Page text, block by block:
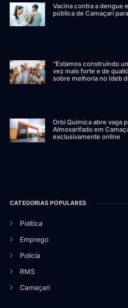
Vacina contra a dengue
pública de Camaçari
“Estamos construindo
vez mais forte e de
sobre melhoria no Ideb
Orbi Química abre vaga
Almoxarifado em
exclusivamente online
CATEGORIAS POPULARES
Política
Emprego
Polícia
RMS
Camaçari